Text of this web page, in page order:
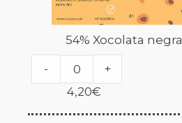
54% Xocolata
-
+
4,20€